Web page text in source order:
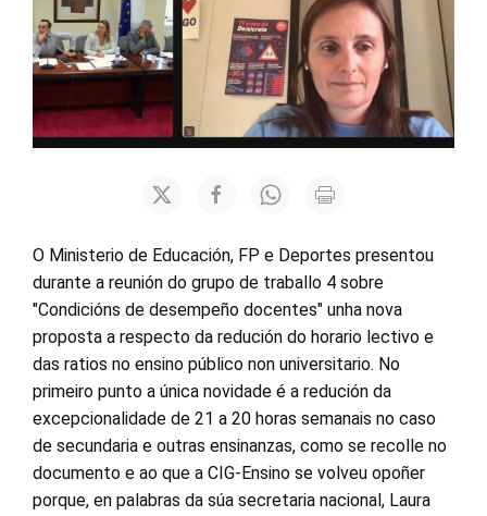
O Ministerio de Educación, FP e Deportes presentou
durante a reunión do grupo de traballo 4 sobre
"Condicións de desempeño docentes" unha nova
proposta a respecto da redución do horario lectivo e
das ratios no ensino público non universitario. No
primeiro punto a única novidade é a redución da
excepcionalidade de 21 a 20 horas semanais no caso
de secundaria e outras ensinanzas, como se recolle no
documento e ao que a CIG-Ensino se volveu opoñer
porque, en palabras da súa secretaria nacional, Laura